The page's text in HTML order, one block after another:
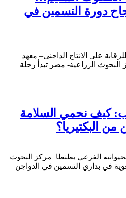
دورة التسمين في
على الانتاج الداجنى– معهد
البحوث الزراعية- مصر تبدأ رحلة
كيف نحمي السلامة
من البكتيريا؟
الفرعى بطنطا- مركز البحوث
في بداري التسمين في الدواجن